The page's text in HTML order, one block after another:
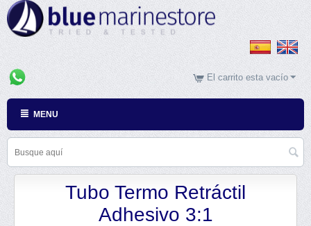
El carrito esta vacío
MENU
Tubo Termo Retráctil
Adhesivo 3:1